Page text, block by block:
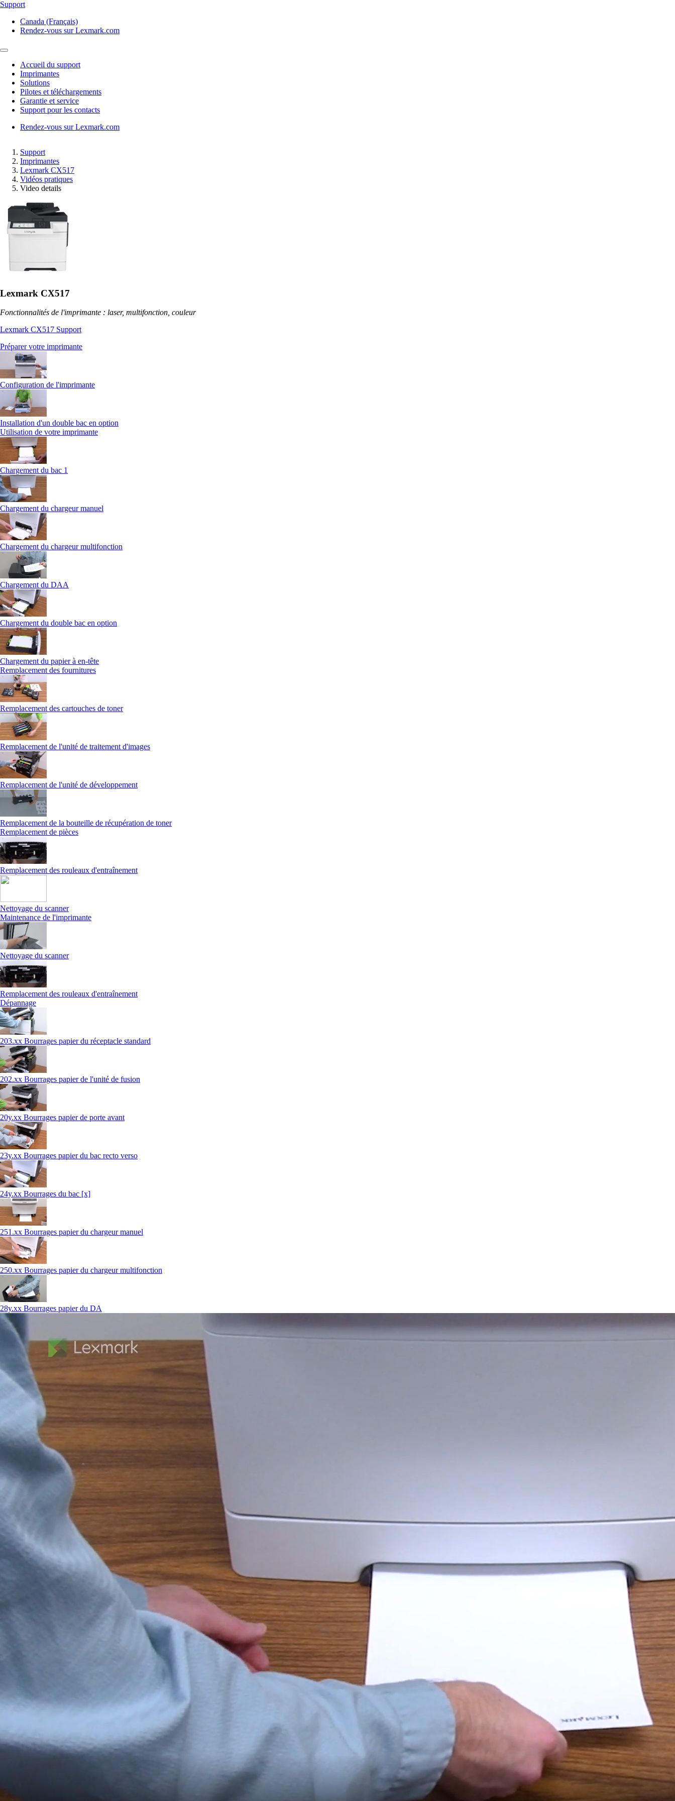
Support
Canada (Français)
Rendez-vous sur Lexmark.com
Accueil du support
Imprimantes
Solutions
Pilotes et téléchargements
Garantie et service
Support pour les contacts
Rendez-vous sur Lexmark.com
Support
Imprimantes
Lexmark CX517
Vidéos pratiques
Video details
Lexmark CX517
Fonctionnalités de l'imprimante : laser, multifonction, couleur
Lexmark CX517 Support
Préparer votre imprimante
Configuration de l'imprimante
Installation d'un double bac en option
Utilisation de votre imprimante
Chargement du bac 1
Chargement du chargeur manuel
Chargement du chargeur multifonction
Chargement du DAA
Chargement du double bac en option
Chargement du papier à en-tête
Remplacement des fournitures
Remplacement des cartouches de toner
Remplacement de l'unité de traitement d'images
Remplacement de l'unité de développement
Remplacement de la bouteille de récupération de toner
Remplacement de pièces
Remplacement des rouleaux d'entraînement
Nettoyage du scanner
Maintenance de l'imprimante
Nettoyage du scanner
Remplacement des rouleaux d'entraînement
Dépannage
203.xx Bourrages papier du réceptacle standard
202.xx Bourrages papier de l'unité de fusion
20y.xx Bourrages papier de porte avant
23y.xx Bourrages papier du bac recto verso
24y.xx Bourrages du bac [x]
251.xx Bourrages papier du chargeur manuel
250.xx Bourrages papier du chargeur multifonction
28y.xx Bourrages papier du DA